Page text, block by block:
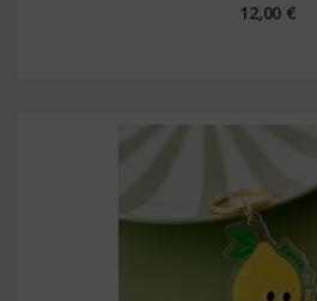
12,00 €